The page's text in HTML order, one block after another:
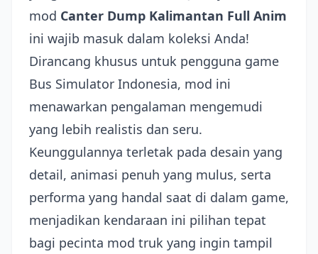
mod Canter Dump Kalimantan Full Anim
ini wajib masuk dalam koleksi Anda!
Dirancang khusus untuk pengguna game
Bus Simulator Indonesia, mod ini
menawarkan pengalaman mengemudi
yang lebih realistis dan seru.
Keunggulannya terletak pada desain yang
detail, animasi penuh yang mulus, serta
performa yang handal saat di dalam game,
menjadikan kendaraan ini pilihan tepat
bagi pecinta mod truk yang ingin tampil